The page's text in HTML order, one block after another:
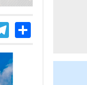
Telegram
Share